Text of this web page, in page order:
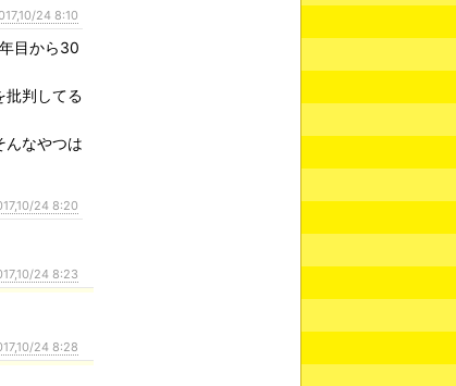
24 8:10
目から30
批判してる
んなやつは
24 8:20
24 8:23
24 8:28